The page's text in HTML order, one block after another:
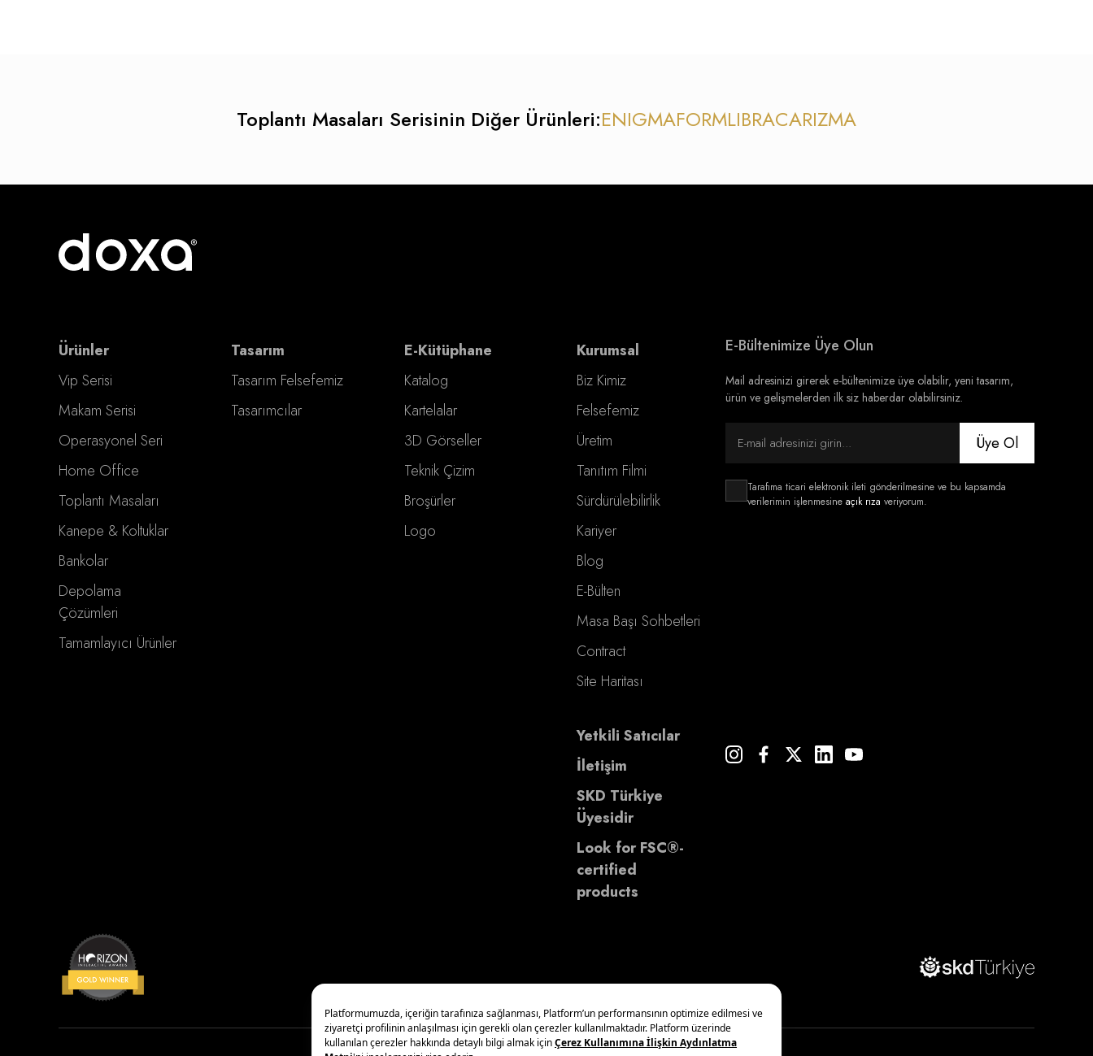
Toplantı Masaları Serisinin Diğer Ürünleri:ENIGMAFORMLIBRACARIZMA
E-Bültenimize Üye Olun
Mail adresinizi girerek e-bültenimize üye olabilir, yeni tasarım,
ürün ve gelişmelerden ilk siz haberdar olabilirsiniz.
Üye Ol
Tarafıma ticari elektronik ileti gönderilmesine ve bu kapsamda
verilerimin işlenmesine açık rıza veriyorum.
Ürünler
Vip Serisi
Makam Serisi
Operasyonel Seri
Home Office
Toplantı Masaları
Kanepe & Koltuklar
Bankolar
Depolama
Çözümleri
Tamamlayıcı Ürünler
Tasarım
Tasarım Felsefemiz
Tasarımcılar
E-Kütüphane
Katalog
Kartelalar
3D Görseller
Teknik Çizim
Broşürler
Logo
Kurumsal
Biz Kimiz
Felsefemiz
Üretim
Tanıtım Filmi
Sürdürülebilirlik
Kariyer
Blog
E-Bülten
Masa Başı Sohbetleri
Contract
Site Haritası
Yetkili Satıcılar
İletişim
SKD Türkiye
Üyesidir
Look for FSC®-
certified
products